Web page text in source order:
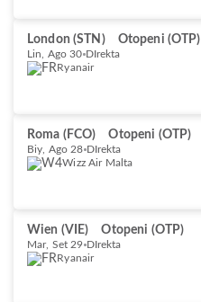
London (STN) Otopeni (OTP)
Lin, Ago 30 DIrekta
Ryanair
Roma (FCO) Otopeni (OTP)
Biy, Ago 28 DIrekta
Wizz Air Malta
Wien (VIE) Otopeni (OTP)
Mar, Set 29 DIrekta
Ryanair